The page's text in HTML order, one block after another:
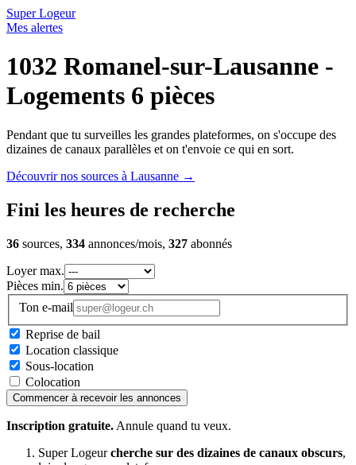
Super Logeur
Mes alertes
1032 Romanel-sur-Lausanne -
Logements 6 pièces
Pendant que tu surveilles les grandes plateformes, on s'occupe des
dizaines de canaux parallèles et on t'envoie ce qui en sort.
Découvrir nos sources à Lausanne →
Fini les heures de recherche
36 sources, 334 annonces/mois, 327 abonnés
Loyer max.
Pièces min.
Ton e-mail
Reprise de bail
Location classique
Sous-location
Colocation
Commencer à recevoir les annonces
Inscription gratuite. Annule quand tu veux.
Super Logeurcherche sur des dizaines de canaux obscurs,